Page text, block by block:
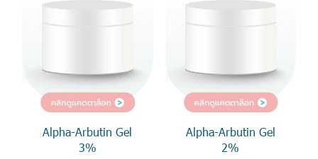
Alpha-Arbutin Gel
3%
Alpha-Arbutin Gel
2%